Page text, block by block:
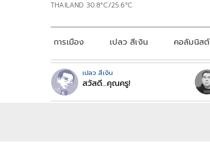
THAILAND 30.8°C/25.6°C
การเมือง เปลว สีเงิน คอลัมนิสต์
เปลว สีเงิน
สวัสดี...คุณครู!